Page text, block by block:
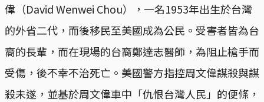
偉（David Wenwei Chou），一名1953年出生於台灣
的外省二代，而後移民至美國成為公民。受害者皆為台
裔的長輩，而在現場的台裔鄭達志醫師，為阻止槍手而
受傷，後不幸不治死亡。美國警方指控周文偉謀殺與謀
殺未遂，並基於周文偉車中「仇恨台灣人民」的便條，